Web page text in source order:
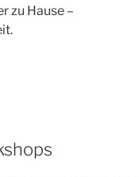
zu Hause –